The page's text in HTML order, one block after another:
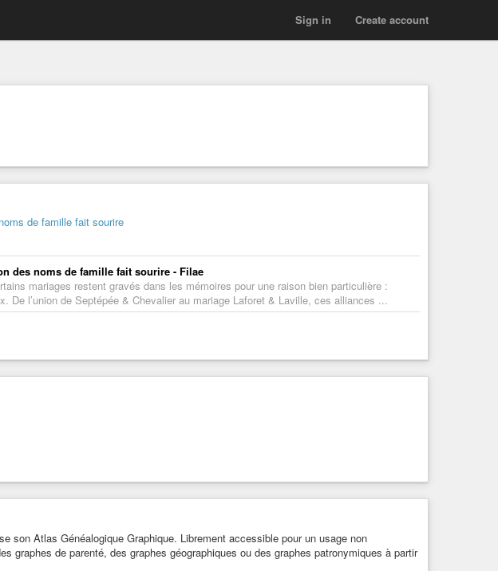
Create account
Sign in
de famille fait sourire
des noms de famille fait sourire - Filae
mariages restent gravés dans les mémoires pour une raison bien particulière :
De l’union de Septépée & Chevalier au mariage Laforet & Laville, ces alliances ...
son Atlas Généalogique Graphique. Librement accessible pour un usage non
graphes de parenté, des graphes géographiques ou des graphes patronymiques à partir